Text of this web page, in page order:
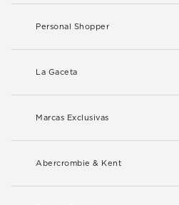
Personal Shopper
La Gaceta
Marcas Exclusivas
Abercrombie & Kent